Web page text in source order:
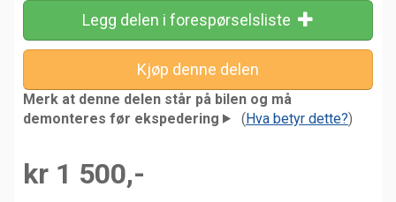
Legg delen i forespørselsliste
Merk at denne delen står på bilen og må
demonteres før ekspedering
(Hva betyr dette?)
kr 1 500,-